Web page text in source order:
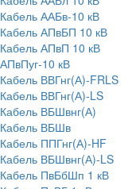
Кабель ААБв-10 кВ
Кабель АПвБП 10 кВ
Кабель АПвП 10 кВ
АПвПуг-10 кВ
Кабель ВВГнг(А)-FRLS
Кабель ВВГнг(А)-LS
Кабель ВБШвнг(А)
Кабель ВБШв
Кабель ППГнг(А)-HF
Кабель ВБШвнг(А)-LS
Кабель ПвБбШп 1 кВ